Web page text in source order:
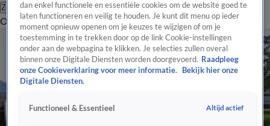
Zoeken
OverzichtRegioUitzendingenWeerTip de redactiePanelVideo's
dan enkel functionele en essentiële cookies om de website goed te
laten functioneren en veilig te houden. Je kunt dit menu op ieder
moment opnieuw openen om je keuzes te wijzigen of om je
toestemming in te trekken door op de link Cookie-instellingen
onder aan de webpagina te klikken. Je selecties zullen overal
binnen onze Digitale Diensten worden doorgevoerd. Raadpleeg
onze Cookieverklaring voor meer informatie.
Bekijk hier onze
Digitale Diensten.
Functioneel & Essentieel Altijd actief